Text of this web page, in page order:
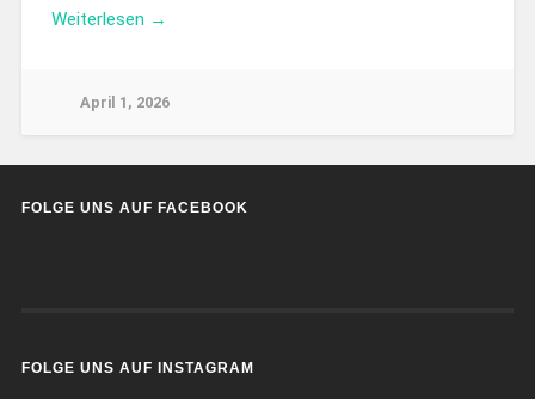
Weiterlesen →
April 1, 2026
FOLGE UNS AUF FACEBOOK
FOLGE UNS AUF INSTAGRAM